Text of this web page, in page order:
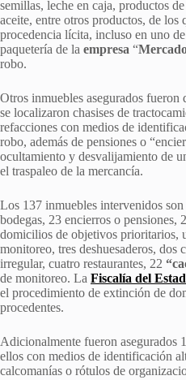
semillas, leche en caja, productos
aceite, entre otros productos, de los
procedencia lícita, incluso en uno
paquetería de la empresa “
robo.
Otros inmuebles asegurados fueron
se localizaron chasises de
refacciones con medios de
robo, además de pensiones o
ocultamiento y desvalijamiento de
el traspaleo de la mercancía.
Los 137 inmuebles intervenidos
bodegas, 23 encierros o pensiones,
domicilios de objetivos prioritarios,
monitoreo, tres deshuesaderos, dos
irregular, cuatro restaurantes, 22
de monitoreo. La Fiscalía del
el procedimiento de extinción de
procedentes.
Adicionalmente fueron asegurados
ellos con medios de identificación
calcomanías o rótulos de